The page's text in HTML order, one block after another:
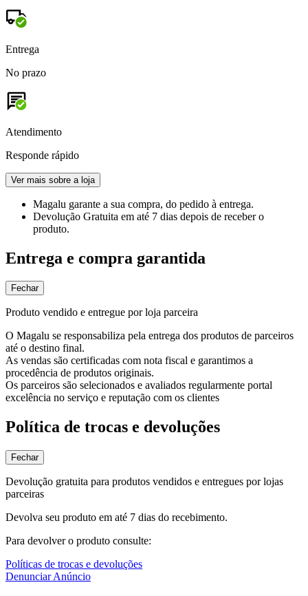
Entrega
No prazo
Atendimento
Responde rápido
Ver mais sobre a loja
Magalu garante a sua compra, do pedido à entrega.
Devolução Gratuita em até 7 dias depois de receber o
produto.
Entrega e compra garantida
Fechar
Produto vendido e entregue por loja parceira
O Magalu se responsabiliza pela entrega dos produtos de parceiros
até o destino final.
As vendas são certificadas com nota fiscal e garantimos a
procedência de produtos originais.
Os parceiros são selecionados e avaliados regularmente portal
excelência no serviço e reputação com os clientes
Política de trocas e devoluções
Fechar
Devolução gratuita para produtos vendidos e entregues por lojas
parceiras
Devolva seu produto em até 7 dias do recebimento.
Para devolver o produto consulte:
Políticas de trocas e devoluções
Denunciar Anúncio